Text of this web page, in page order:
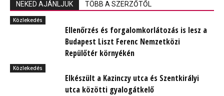
NEKED AJÁNLJUK TÖBB A SZERZŐTŐL
Közlekedés
Ellenőrzés és forgalomkorlátozás is lesz a
Budapest Liszt Ferenc Nemzetközi
Repülőtér környékén
Közlekedés
Elkészült a Kazinczy utca és Szentkirályi
utca közötti gyalogátkelő